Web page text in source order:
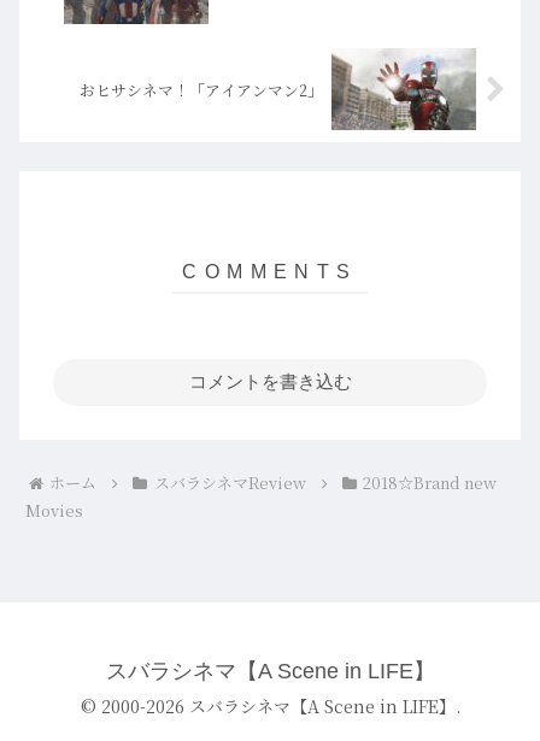
おヒサシネマ！「アイアンマン2」
コメントを書き込む
ホーム スバラシネマReview
2018☆Brand new
Movies
スバラシネマ【A Scene in LIFE】
© 2000-2026 スバラシネマ【A Scene in LIFE】.